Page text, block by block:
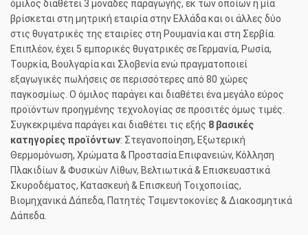
όμιλος διαθέτει 3 μονάδες παραγωγής, εκ των οποίων η μία
βρίσκεται στη μητρική εταιρία στην Ελλάδα και οι άλλες δύο
στις θυγατρικές της εταιρίες στη Ρουμανία και στη Σερβία.
Επιπλέον, έχει 5 εμπορικές θυγατρικές σε Γερμανία, Ρωσία,
Τουρκία, Βουλγαρία και Σλοβενία ενώ πραγματοποιεί
εξαγωγικές πωλήσεις σε περισσότερες από 80 χώρες
παγκοσμίως. Ο όμιλος παράγει και διαθέτει ένα μεγάλο εύρος
προϊόντων προηγμένης τεχνολογίας σε προσιτές όμως τιμές.
Συγκεκριμένα παράγει και διαθέτει τις εξής 8 βασικές
κατηγορίες προϊόντων: Στεγανοποίηση, Εξωτερική
Θερμομόνωση, Χρώματα & Προστασία Επιφανειών, Κόλληση
Πλακιδίων & Φυσικών Λίθων, Βελτιωτικά & Επισκευαστικά
Σκυροδέματος, Κατασκευή & Επισκευή Τοιχοποιίας,
Βιομηχανικά Δάπεδα, Πατητές Τσιμεντοκονίες & Διακοσμητικά
Δάπεδα.